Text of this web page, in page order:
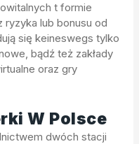
t formie
ryzyka lub bonusu od
się keineswegs tylko
bądź też zakłady
oraz gry
W Polsce
dwóch stacji